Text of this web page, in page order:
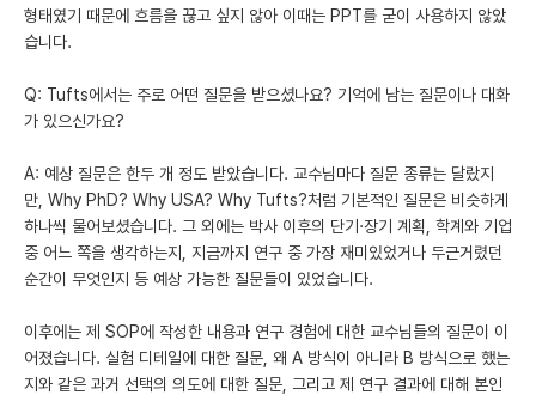
형태였기 때문에 흐름을 끊고 싶지 않아 이때는 PPT를 굳이 사용하지 않았
습니다.
Q: Tufts에서는 주로 어떤 질문을 받으셨나요? 기억에 남는 질문이나 대화
가 있으신가요?
A: 예상 질문은 한두 개 정도 받았습니다. 교수님마다 질문 종류는 달랐지
만, Why PhD? Why USA? Why Tufts?처럼 기본적인 질문은 비슷하게
하나씩 물어보셨습니다. 그 외에는 박사 이후의 단기·장기 계획, 학계와 기업
중 어느 쪽을 생각하는지, 지금까지 연구 중 가장 재미있었거나 두근거렸던
순간이 무엇인지 등 예상 가능한 질문들이 있었습니다.
이후에는 제 SOP에 작성한 내용과 연구 경험에 대한 교수님들의 질문이 이
어졌습니다. 실험 디테일에 대한 질문, 왜 A 방식이 아니라 B 방식으로 했는
지와 같은 과거 선택의 의도에 대한 질문, 그리고 제 연구 결과에 대해 본인